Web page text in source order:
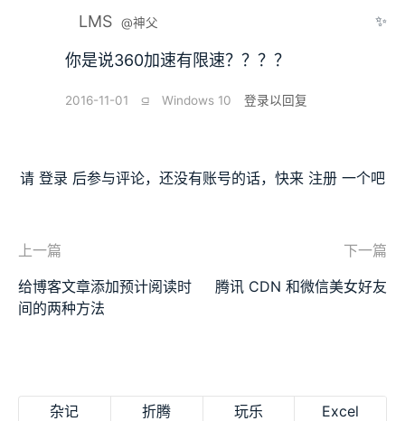
LMS @神父 ✨
你是说360加速有限速？？？？
2016-11-01 ⫑ Windows 10 登录以回复
请 登录 后参与评论，还没有账号的话，快来 注册 一个吧
上一篇
给博客文章添加预计阅读时
间的两种方法
下一篇
腾讯 CDN 和微信美女好友
杂记 折腾 玩乐
Excel